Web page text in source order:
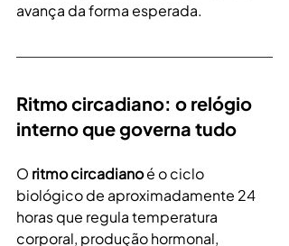
avança da forma esperada.
Ritmo circadiano: o relógio
interno que governa tudo
O ritmo circadiano é o ciclo
biológico de aproximadamente 24
horas que regula temperatura
corporal, produção hormonal,